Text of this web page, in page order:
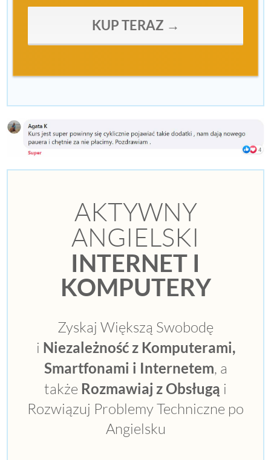
KUP TERAZ →
AKTYWNY
ANGIELSKI
INTERNET I
KOMPUTERY
Zyskaj Większą Swobodę
i Niezależność z Komputerami,
Smartfonami i Internetem, a
także Rozmawiaj z Obsługą i
Rozwiązuj Problemy Techniczne po
Angielsku